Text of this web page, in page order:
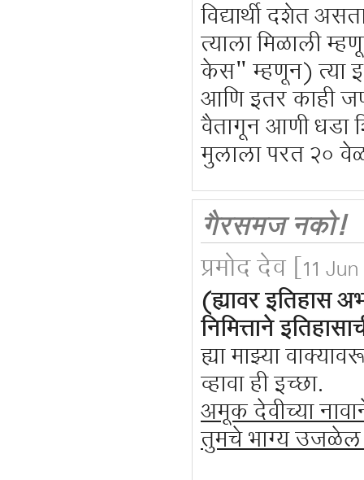
विद्यार्थी दशेत
त्याला मिळाली
केस" म्हणून) त्या
आणि इतर काही
वैतागून आणी धडा
मुलाला परत २०
गैरसमज नको!
प्रमोद देव [11
(ह्यावर इतिहास
निमित्ताने
ह्या माझ्या
व्हावा ही इच्छा.
अमूक देवीच्या
तुमचे भाग्य उजळेल!